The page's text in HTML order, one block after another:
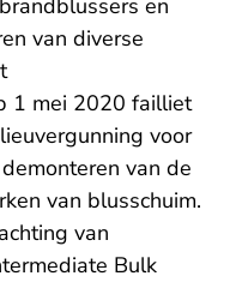
en
van diverse
1 mei 2020 failliet
voor
van de
van blusschuim.
van
Bulk